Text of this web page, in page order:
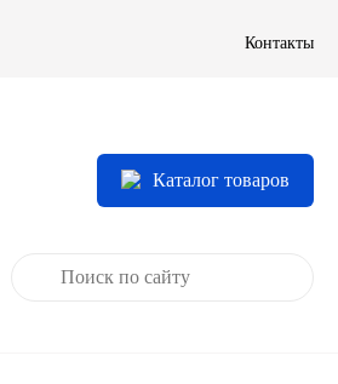
Контакты
Каталог товаров